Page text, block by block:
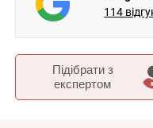
Підібрати з
експертом
114